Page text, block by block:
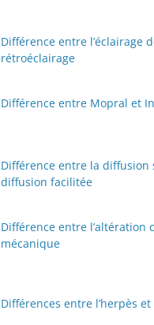
Différence entre l’éclairage
rétroéclairage
Différence entre Mopral et
Différence entre la diffusion
diffusion facilitée
Différence entre l’altération
mécanique
Différences entre l’herpès et